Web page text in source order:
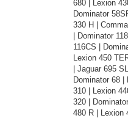
680 | Lexion
Dominator
330 H |
| Dominator
116CS |
Lexion 450
| Jaguar 695
Dominator 68 |
310 | Lexion
320 |
480 R | Lexion